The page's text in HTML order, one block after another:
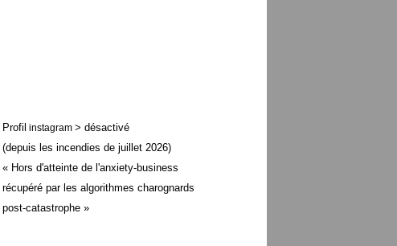
Profil instagram > désactivé
(depuis les incendies de juillet 2026)
« Hors d'atteinte de l'anxiety-business
récupéré par les algorithmes charognards
post-catastrophe »